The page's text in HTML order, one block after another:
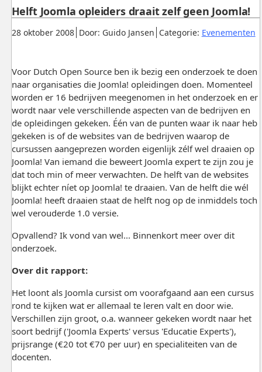
Gepubliceerd:
28 oktober 2008. Door: Guido Jansen. Categorie: Evenementen.
Helft Joomla opleiders draait zelf geen Joomla!
Voor Dutch Open Source ben ik bezig een onderzoek te doen
naar organisaties die Joomla! opleidingen doen. Momenteel
worden er 16 bedrijven meegenomen in het onderzoek en er
wordt naar vele verschillende aspecten van de bedrijven en
de opleidingen gekeken. Één van de punten waar ik naar heb
gekeken is of de websites van de bedrijven waarop de
cursussen aangeprezen worden eigenlijk zélf wel draaien op
Joomla! Van iemand die beweert Joomla expert te zijn zou je
dat toch min of meer verwachten. De helft van de websites
blijkt echter níet op Joomla! te draaien. Van de helft die wél
Joomla! heeft draaien staat de helft nog op de inmiddels toch
wel verouderde 1.0 versie.
Opvallend? Ik vond van wel... Binnenkort meer over dit
onderzoek.
Over dit rapport:
Het loont als Joomla cursist om voorafgaand aan een cursus
rond te kijken wat er allemaal te leren valt en door wie.
Verschillen zijn groot, o.a. wanneer gekeken wordt naar het
soort bedrijf ('Joomla Experts' versus 'Educatie Experts'),
prijsrange (€20 tot €70 per uur) en specialiteiten van de
docenten.